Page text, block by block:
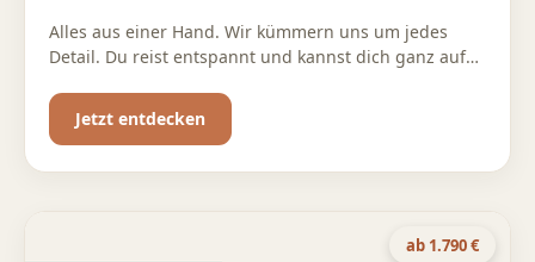
Alles aus einer Hand. Wir kümmern uns um jedes
Detail. Du reist entspannt und kannst dich ganz auf
Jetzt entdecken
ab 1.790 €